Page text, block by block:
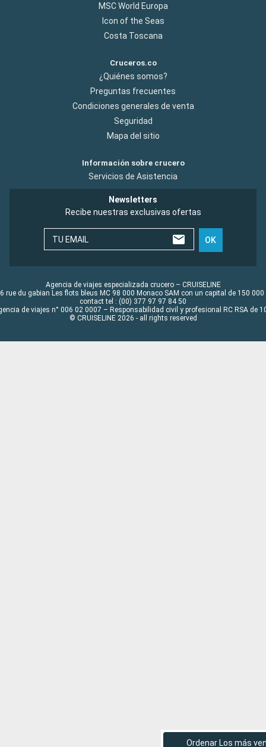
Ordenar Los más
MSC World Europa
Icon of the Seas
Costa Toscana
Cruceros.co
¿Quiénes somos?
Preguntas frecuentes
Condiciones generales de venta
Seguridad
Mapa del sitio
Información sobre crucero
Servicios de Asistencia
Newsletters
Recibe nuestras exclusivas ofertas
TU EMAIL OK
Agencia de viajes especializada crucero – CRUISELINE
rue du gabian Les flots bleus MC 98 000 Monaco SAM con un capital de 150 000
contact tel : (00) 377 97 97 84 50
de viajes n° 006 02 0007 – Responsabilidad civil y profesional RC RSA de
© CRUISELINE 2026 - all rights reserved